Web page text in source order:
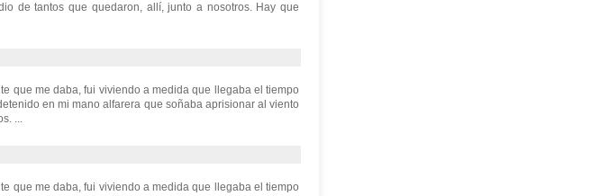
de tantos que quedaron, allí, junto a nosotros. Hay que
que me daba, fui viviendo a medida que llegaba el tiempo
en mi mano alfarera que soñaba aprisionar al viento
...
que me daba, fui viviendo a medida que llegaba el tiempo